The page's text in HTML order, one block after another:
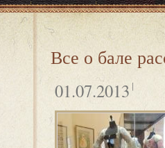
Все о бале
01.07.2013